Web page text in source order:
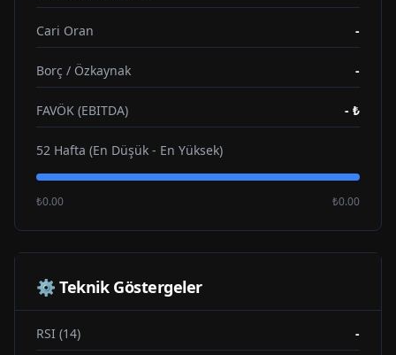
Cari Oran -
Borç / Özkaynak -
FAVÖK (EBITDA) - ₺
52 Hafta (En Düşük - En Yüksek)
₺0.00 ₺0.00
⚙️ Teknik Göstergeler
RSI (14) -